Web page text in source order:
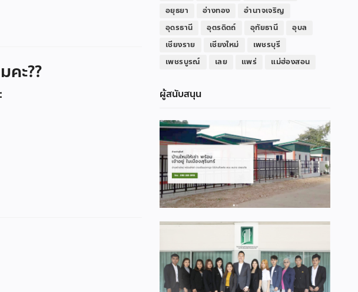
ะ??
อยุธยา
อ่างทอง
อำนาจเจริญ
อุดรธานี
อุตรดิตถ์ อุทัยธานี
อุบล
เชียงราย
เชียงใหม่
เพชรบุรี
เพชรบูรณ์
เลย แพร่ แม่ฮ่องสอน
ผู้สนับสนุน